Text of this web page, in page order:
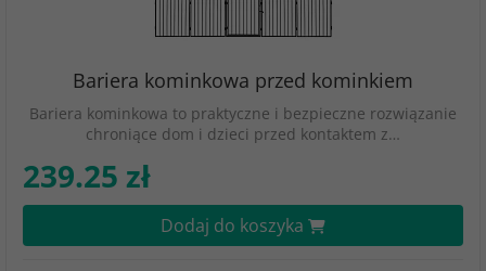
Bariera kominkowa przed kominkiem
Bariera kominkowa to praktyczne i bezpieczne rozwiązanie
chroniące dom i dzieci przed kontaktem z…
239.25 zł
Dodaj do koszyka